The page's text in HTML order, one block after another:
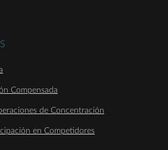
Compensada
de Concentración
en Competidores